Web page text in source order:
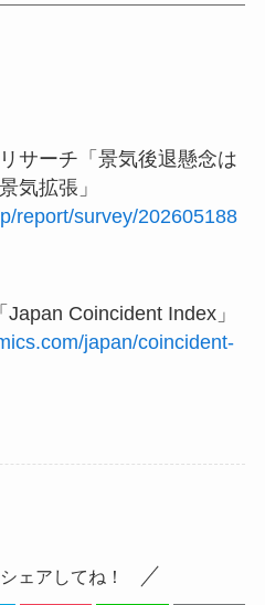
サーチ「景気後退懸念は
気拡張」
report/survey/202605188
Coincident Index」
japan/coincident-
ェアしてね！